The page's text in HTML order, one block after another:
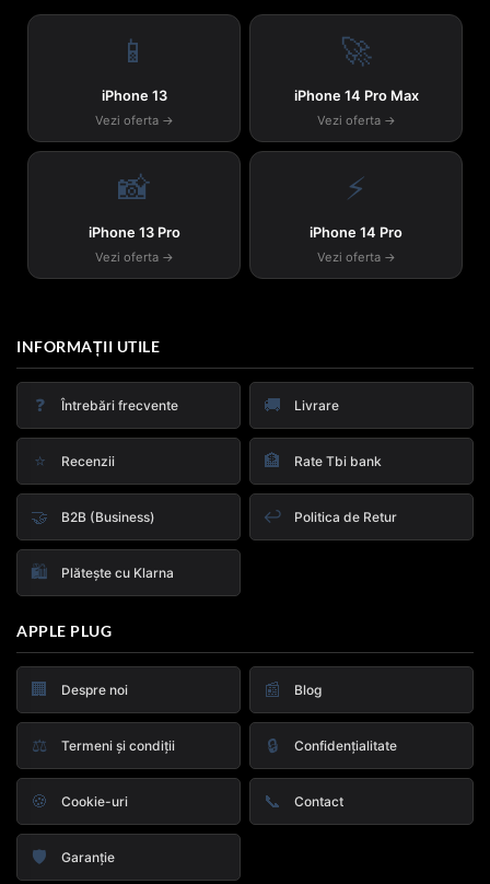
📱
iPhone 13
Vezi oferta →
🚀
iPhone 14 Pro Max
Vezi oferta →
📸
iPhone 13 Pro
Vezi oferta →
⚡
iPhone 14 Pro
Vezi oferta →
INFORMAȚII UTILE
❓ Întrebări frecvente 🚚 Livrare
⭐ Recenzii 🏦 Rate Tbi bank
🤝 B2B (Business) ↩️ Politica de Retur
🛍️ Plătește cu Klarna
APPLE PLUG
🏢 Despre noi 📰 Blog
⚖️ Termeni și condiții 🔒 Confidențialitate
🍪 Cookie-uri 📞 Contact
🛡️ Garanție